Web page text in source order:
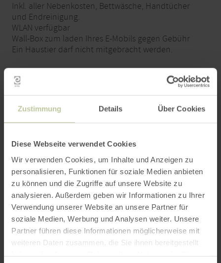
Zustimmung Details Über Cookies
Diese Webseite verwendet Cookies
Wir verwenden Cookies, um Inhalte und Anzeigen zu
personalisieren, Funktionen für soziale Medien anbieten
zu können und die Zugriffe auf unsere Website zu
analysieren. Außerdem geben wir Informationen zu Ihrer
Verwendung unserer Website an unsere Partner für
soziale Medien, Werbung und Analysen weiter. Unsere
Partner führen diese Informationen möglicherweise mit
weiteren Daten zusammen, die Sie ihnen bereitgestellt
Inkl. aller Nebenkosten, Bettwäsche, Handtücher
und Endreinigung.
WLAN verfügbar
Wall-Box zum laden Ihres E-Mobils gegen Gebühr
Ein Haustier darf nicht mitgebracht werden.
Buchung
Kontakt
Anreise
Buchung
Für den Zeitraum von 09.08.2026 - 16.08.2026
konnten wir leider keine passenden Einheiten
finden.